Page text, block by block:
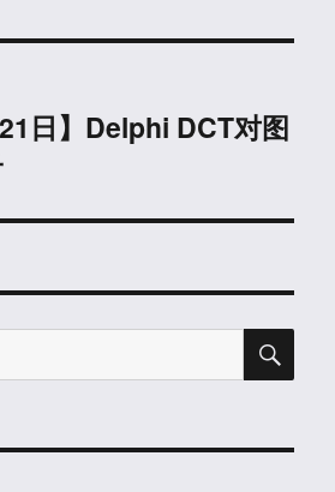
21日】Delphi DCT对图
搜